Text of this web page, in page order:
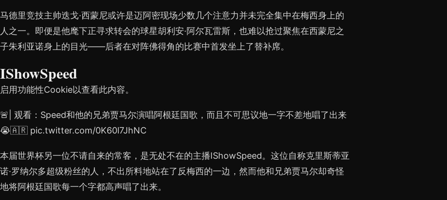
马德里竞技主帅迭戈·西蒙尼或许是迈阿密现场少数几个注意力并未完全集中在梅西身上的
人之一。即便是他麾下正寻求转会的球星胡利安·阿尔瓦雷斯，也难以抢过聚焦在西蒙尼之
子朱利亚诺身上的目光——后者在对阵佛得角的比赛中首发坐上了替补席。
IShowSpeed
启用功能性Cookie以查看此内容。
🚨| 观看：Speed和他的兄弟贾马尔演唱阿根廷国歌，而且不可思议地一字不差地唱了出来
😭🇦🇷 pic.twitter.com/0K60l7JhNC
本届世界杯另一位不请自来的常客，是无处不在的主播IShowSpeed。这位自称克里斯蒂亚
诺·罗纳尔多超级粉丝的人，不出所料地站在了反梅西的一边，然而他和兄弟贾马尔却奇怪
地将阿根廷国歌每一个字都高声唱了出来。